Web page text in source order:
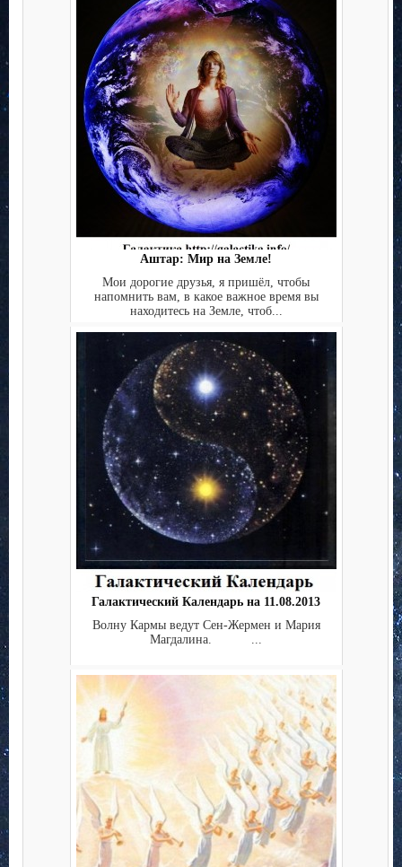
Аштар: Мир на Земле!
Мои дорогие друзья, я пришёл, чтобы
напомнить вам, в какое важное время вы
находитесь на Земле, чтоб...
Галактический Календарь на 11.08.2013
Волну Кармы ведут Сен-Жермен и Мария
Магдалина. ...